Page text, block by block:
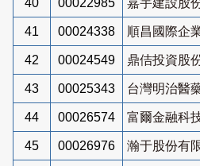
41 00024338 順昌國際企
42 00024549 鼎佶投資股
43 00025343 台灣明治醫
44 00026574 富爾金融科
45 00026976 瀚于股份有